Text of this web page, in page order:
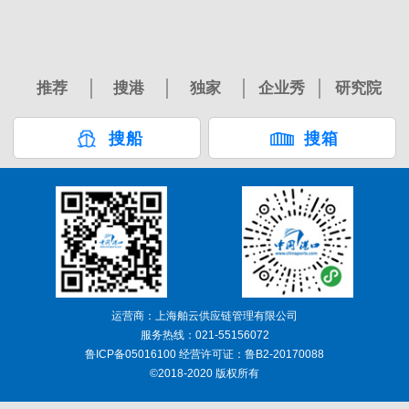
推荐 搜港 独家 企业秀 研究院
搜船 搜箱
运营商：上海舶云供应链管理有限公司
服务热线：021-55156072
鲁ICP备05016100 经营许可证：鲁B2-20170088
©2018-2020 版权所有